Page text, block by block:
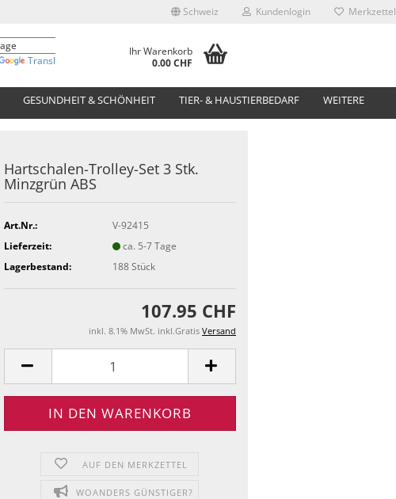
Schweiz Kundenlogin Merkzettel
Translate
Ihr Warenkorb
0.00 CHF
GESUNDHEIT & SCHÖNHEIT TIER- & HAUSTIERBEDARF WEITERE
Hartschalen-Trolley-Set 3 Stk.
Minzgrün ABS
Art.Nr.:
V-92415
Lieferzeit:
ca. 5-7 Tage
Lagerbestand:
188Stück
107.95 CHF
inkl. 8.1% MwSt. inkl.Gratis Versand
AUF DEN MERKZETTEL
WOANDERS GÜNSTIGER?